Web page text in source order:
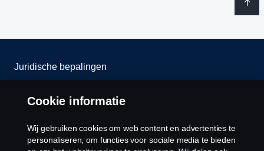
Juridische bepalingen
Privacy verklaring
Contact
Cookie informatie
Wij gebruiken cookies om web content en advertenties te
personaliseren, om functies voor sociale media te bieden